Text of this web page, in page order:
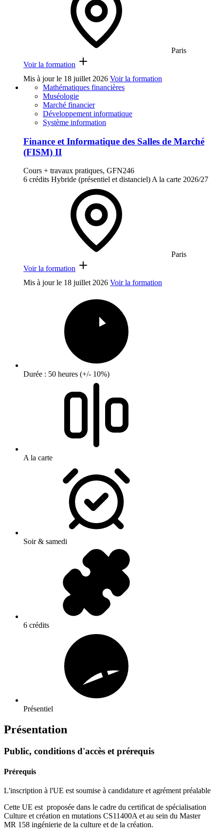
Paris
Voir la formation
Mis à jour le 18 juillet 2026 Voir la formation
Mathématiques financières
Muséologie
Marché financier
Développement informatique
Système information
Finance et Informatique des Salles de Marché
(FISM) II
Cours + travaux pratiques, GFN246
6 crédits Hybride (présentiel et distanciel)A la carte 2026/27
Paris
Voir la formation
Mis à jour le 18 juillet 2026 Voir la formation
Durée : 50 heures (+/- 10%)
A la carte
Soir & samedi
6 crédits
Présentiel
Présentation
Public, conditions d'accès et prérequis
Prérequis
L'inscription à l'UE est soumise à candidature et agrément préalable
Cette UE est proposée dans le cadre du certificat de spécialisation
Culture et création en mutations CS11400A et au sein du Master
MR 158 ingénierie de la culture et de la création.